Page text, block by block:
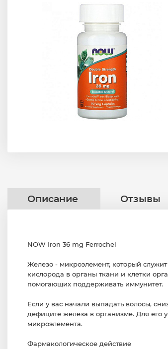
Описание Отзывы
NOW Iron 36 mg Ferrochel
Железо - микроэлемент, который
кислорода в органы ткани и клетки
помогающих поддерживать иммунитет.
Если у вас начали выпадать волосы,
дефиците железа в организме. Для его
микроэлемента.
Фармакологическое действие